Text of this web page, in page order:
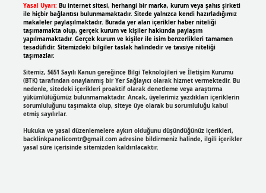
Yasal Uyarı: Bu internet sitesi, herhangi bir marka, kurum veya şahıs şirketi
ile hiçbir bağlantısı bulunmamaktadır. Sitede yalnızca kendi hazırladığımız
makaleler paylaşılmaktadır. Burada yer alan içerikler haber niteliği
taşımamakta olup, gerçek kurum ve kişiler hakkında paylaşım
yapılmamaktadır. Gerçek kurum ve kişiler ile isim benzerlikleri tamamen
tesadüfidir. Sitemizdeki bilgiler taslak halindedir ve tavsiye niteliği
taşımazlar.
Sitemiz, 5651 Sayılı Kanun gereğince Bilgi Teknolojileri ve İletişim Kurumu
(BTK) tarafından onaylanmış bir Yer Sağlayıcı olarak hizmet vermektedir. Bu
nedenle, sitedeki içerikleri proaktif olarak denetleme veya araştırma
yükümlülüğümüz bulunmamaktadır. Ancak, üyelerimiz yazdıkları içeriklerin
sorumluluğunu taşımakta olup, siteye üye olarak bu sorumluluğu kabul
etmiş sayılırlar.
Hukuka ve yasal düzenlemelere aykırı olduğunu düşündüğünüz içerikleri,
backlinkpanelicomtr@gmail.comadresine bildirmeniz halinde, ilgili içerikler
yasal süre içerisinde sitemizden kaldırılacaktır.